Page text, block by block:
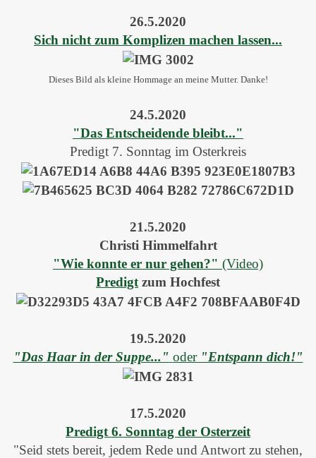
26.5.2020
Sich nicht zum Komplizen machen lassen...
Dieses Bild als kleine Hommage an meine Mutter. Danke!
24.5.2020
"Das Entscheidende bleibt..."
Predigt 7. Sonntag im Osterkreis
21.5.2020
Christi Himmelfahrt
"Wie konnte er nur gehen?" (Video)
Predigtzum Hochfest
19.5.2020
"Das Haar in der Suppe..." oder"Entspann dich!"
17.5.2020
Predigt 6. Sonntag der Osterzeit
"Seid stets bereit, jedem Rede und Antwort zu stehen,